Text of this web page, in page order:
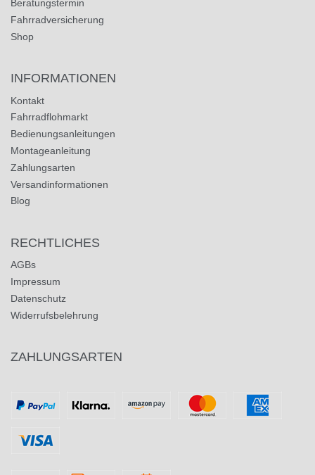
Beratungstermin
Fahrradversicherung
Shop
INFORMATIONEN
Kontakt
Fahrradflohmarkt
Bedienungsanleitungen
Montageanleitung
Zahlungsarten
Versandinformationen
Blog
RECHTLICHES
AGBs
Impressum
Datenschutz
Widerrufsbelehrung
ZAHLUNGSARTEN